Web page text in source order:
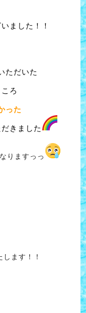
ました！！
ただいた
ろ
った
きました
りますっっ
ます！！